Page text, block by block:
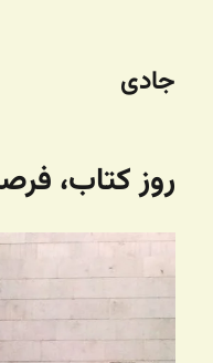
جادی
روز کتاب،